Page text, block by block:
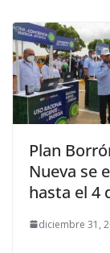
Plan
Nueva se
hasta el 4
diciembre 31,